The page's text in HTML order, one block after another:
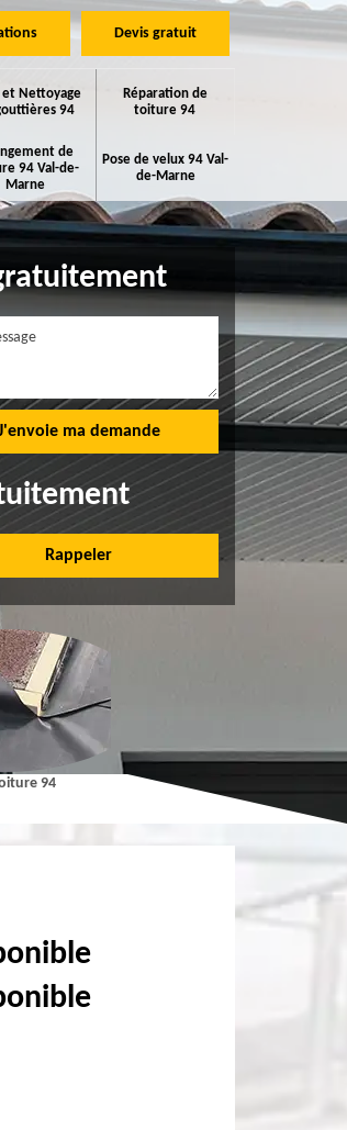
Devis gratuit
et Nettoyage
94
Réparation de
toiture 94
de
94 Val-de-
Marne
Pose de velux 94 Val-
de-Marne
94 Pose et Nettoyage de gouttières